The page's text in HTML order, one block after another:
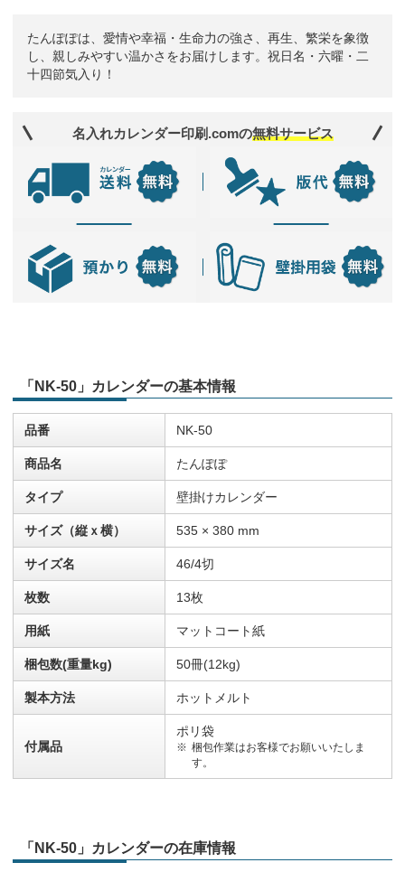
たんぽぽは、愛情や幸福・生命力の強さ、再生、繁栄を象徴
し、親しみやすい温かさをお届けします。祝日名・六曜・二
十四節気入り！
名入れカレンダー印刷.comの無料サービス
「NK-50」カレンダーの基本情報
品番 NK-50
商品名 たんぽぽ
タイプ 壁掛けカレンダー
サイズ（縦ｘ横） 535 × 380 mm
サイズ名 46/4切
枚数 13枚
用紙 マットコート紙
梱包数(重量kg) 50冊(12kg)
製本方法 ホットメルト
付属品
ポリ袋
梱包作業はお客様でお願いいたしま
す。
「NK-50」カレンダーの在庫情報